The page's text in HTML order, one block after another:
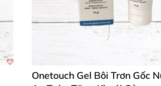
Onetouch Gel Bôi Trơn Gốc